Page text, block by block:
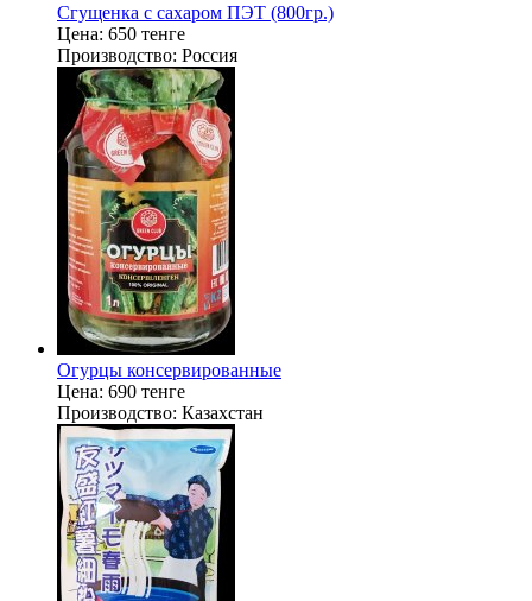
Сгущенка с сахаром ПЭТ (800гр.)
Цена: 650 тенге
Производство: Россия
Огурцы консервированные
Цена: 690 тенге
Производство: Казахстан